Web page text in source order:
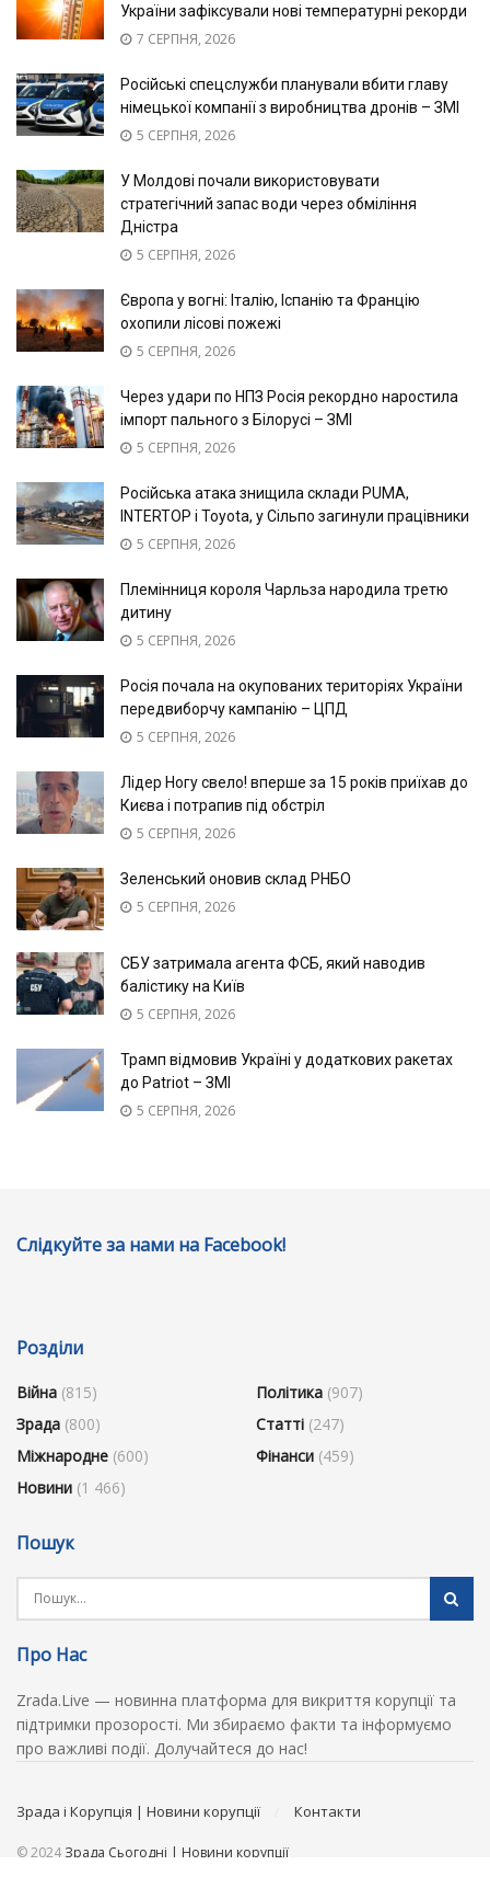
України зафіксували нові температурні рекорди
7 СЕРПНЯ, 2026
Російські спецслужби планували вбити главу
німецької компанії з виробництва дронів – ЗМІ
5 СЕРПНЯ, 2026
У Молдові почали використовувати
стратегічний запас води через обміління
Дністра
5 СЕРПНЯ, 2026
Європа у вогні: Італію, Іспанію та Францію
охопили лісові пожежі
5 СЕРПНЯ, 2026
Через удари по НПЗ Росія рекордно наростила
імпорт пального з Білорусі – ЗМІ
5 СЕРПНЯ, 2026
Російська атака знищила склади PUMA,
INTERTOP і Toyota, у Сільпо загинули працівники
5 СЕРПНЯ, 2026
Племінниця короля Чарльза народила третю
дитину
5 СЕРПНЯ, 2026
Росія почала на окупованих територіях України
передвиборчу кампанію – ЦПД
5 СЕРПНЯ, 2026
Лідер Ногу свело! вперше за 15 років приїхав до
Києва і потрапив під обстріл
5 СЕРПНЯ, 2026
Зеленський оновив склад РНБО
5 СЕРПНЯ, 2026
СБУ затримала агента ФСБ, який наводив
балістику на Київ
5 СЕРПНЯ, 2026
Трамп відмовив Україні у додаткових ракетах
до Patriot – ЗМІ
5 СЕРПНЯ, 2026
Слідкуйте за нами на Facebook!
Розділи
Війна (815)
Зрада (800)
Міжнародне (600)
Новини (1 466)
Політика (907)
Статті (247)
Фінанси (459)
Пошук
Про Нас
Zrada.Live — новинна платформа для викриття корупції та
підтримки прозорості. Ми збираємо факти та інформуємо
про важливі події. Долучайтеся до нас!
Зрада і Корупція | Новини корупції Контакти
© 2024Зрада Сьогодні | Новини корупції